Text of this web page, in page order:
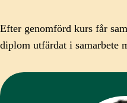
Efter genomförd kurs får
diplom utfärdat i samarbete